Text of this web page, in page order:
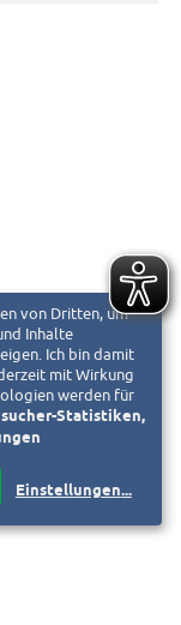
von Dritten, um
Inhalte
Ich bin damit
mit Wirkung
werden für
Statistiken,
Einstellungen...